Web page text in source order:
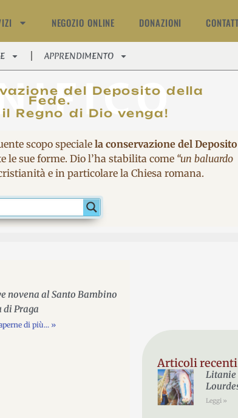
NEGOZIO ONLINE DONAZIONI
APPRENDIMENTO
del Deposito della
Fede.
Regno di Dio venga!
scopo speciale la conservazione del Deposito
le sue forme. Dio l’ha stabilita come “un baluardo
e in particolare la Chiesa romana.
novena al Santo Bambino
di Praga
di più... »
Articoli recenti
Litanie
Leggi »